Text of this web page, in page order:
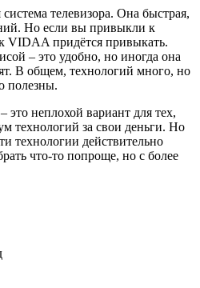
телевизора. Она быстрая,
Но если вы привыкли к
VIDAA придётся привыкать.
– это удобно, но иногда она
В общем, технологий много, но
полезны.
это неплохой вариант для тех,
технологий за свои деньги. Но
технологии действительно
что-то попроще, но с более